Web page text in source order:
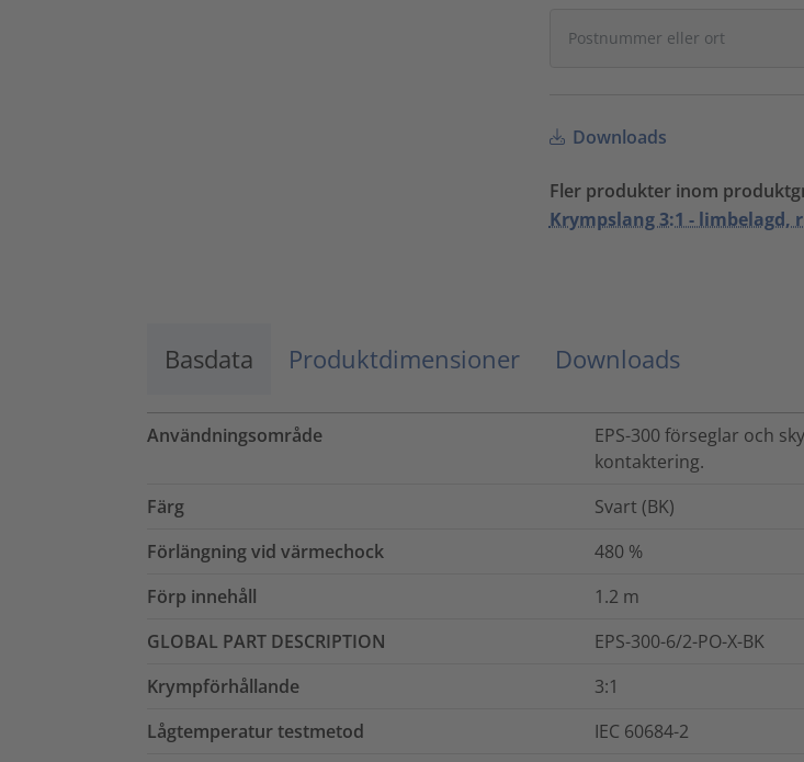
Downloads
Fler produkter inom
Krympslang 3:1 - limbelagd,
Basdata Produktdimensioner Downloads
Användningsområde
EPS-300 förseglar och
kontaktering.
Färg
Svart (BK)
Förlängning vid värmechock
480 %
Förp innehåll
1.2 m
GLOBAL PART DESCRIPTION
EPS-300-6/2-PO-X-BK
Krympförhållande
3:1
Lågtemperatur testmetod
IEC 60684-2